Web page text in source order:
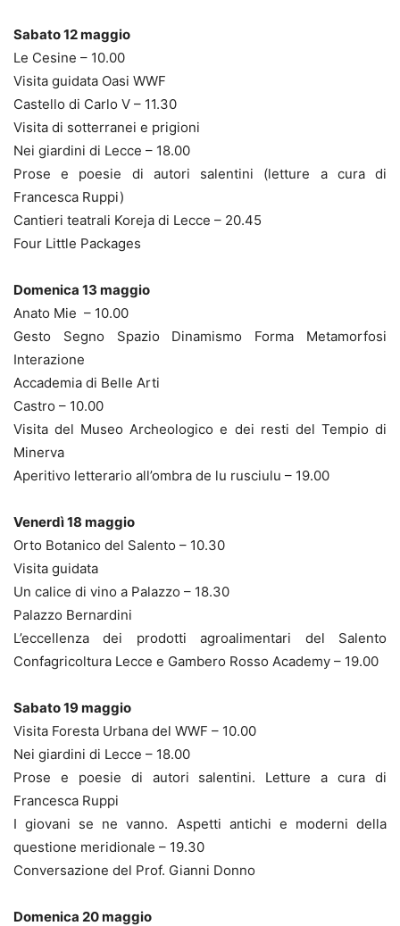
Sabato 12 maggio
Le Cesine – 10.00
Visita guidata Oasi WWF
Castello di Carlo V – 11.30
Visita di sotterranei e prigioni
Nei giardini di Lecce – 18.00
Prose e poesie di autori salentini (letture a cura di
Francesca Ruppi)
Cantieri teatrali Koreja di Lecce – 20.45
Four Little Packages
Domenica 13 maggio
Anato Mie – 10.00
Gesto Segno Spazio Dinamismo Forma Metamorfosi
Interazione
Accademia di Belle Arti
Castro – 10.00
Visita del Museo Archeologico e dei resti del Tempio di
Minerva
Aperitivo letterario all’ombra de lu rusciulu – 19.00
Venerdì 18 maggio
Orto Botanico del Salento – 10.30
Visita guidata
Un calice di vino a Palazzo – 18.30
Palazzo Bernardini
L’eccellenza dei prodotti agroalimentari del Salento
Confagricoltura Lecce e Gambero Rosso Academy – 19.00
Sabato 19 maggio
Visita Foresta Urbana del WWF – 10.00
Nei giardini di Lecce – 18.00
Prose e poesie di autori salentini. Letture a cura di
Francesca Ruppi
I giovani se ne vanno. Aspetti antichi e moderni della
questione meridionale – 19.30
Conversazione del Prof. Gianni Donno
Domenica 20 maggio